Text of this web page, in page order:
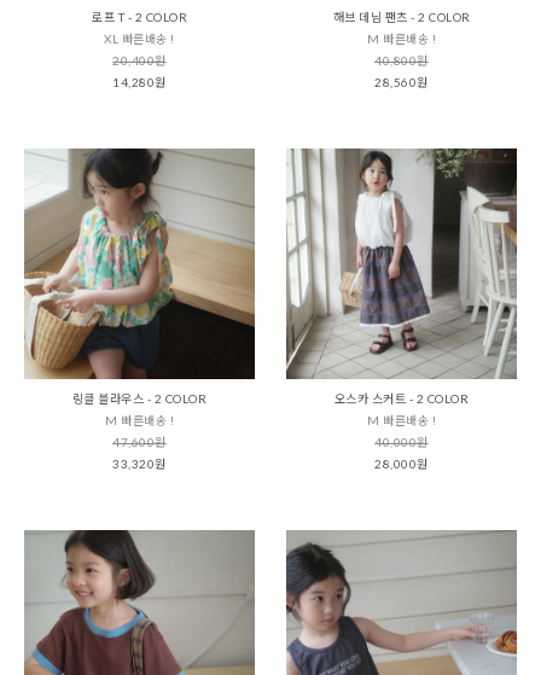
로프 T - 2 COLOR
XL 빠른배송 !
20,400원
14,280원
해브 데님 팬츠 - 2 COLOR
M 빠른배송 !
40,800원
28,560원
링클 블라우스 - 2 COLOR
M 빠른배송 !
47,600원
33,320원
오스카 스커트 - 2 COLOR
M 빠른배송 !
40,000원
28,000원